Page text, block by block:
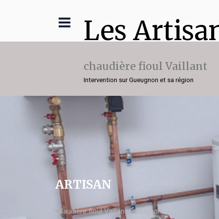
Les
chaudière fioul Vaillant
Intervention sur Gueugnon et sa région
ARTISAN
chaudière fioul Vaillant Gueugnon